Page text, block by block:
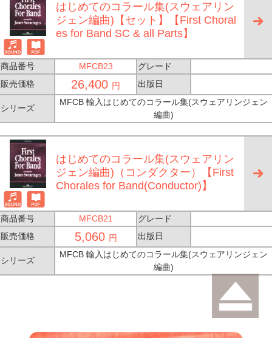
はじめてのコラール集(スウェアリン
ジェン編曲)【セット】【First Choral
es for Band SC & all Parts】
商品番号 MFCB23
グレード
販売価格
26,400 円 出版日
シリーズ
MFCB 輸入はじめてのコラール集(スウェアリンジェン
編曲)
はじめてのコラール集(スウェアリン
ジェン編曲)（コンダクター）【First
Chorales for Band(Conductor)】
商品番号 MFCB21
グレード
販売価格
5,060 円 出版日
シリーズ
MFCB 輸入はじめてのコラール集(スウェアリンジェン
編曲)